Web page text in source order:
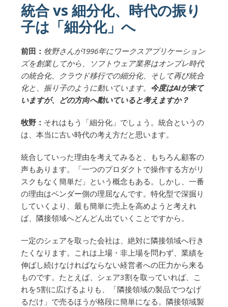
統合 vs 細分化、時代の振り
子は「細分化」へ
前田： 牧野さんが1996年にワークスアプリケーション
ズを創業してから、ソフトウェア業界はオンプレ時代
の統合化、クラウド移行での細分化、そして再び統合
化と、振り子のように動いています。 今度はAIが来て
いますが、どの方向へ動いていると考えますか？
牧野： それはもう「細分化」でしょう。統合というの
は、本当に古い時代の考え方だと思います。
統合していった理由を考えてみると、もちろん顧客の
声もあります。「一つのプロダクトで操作する方がリ
スクもなく簡単だ」という概念もある。しかし、一番
の理由はベンダー側の理屈なんです。特化型で深掘り
していくより、最も簡単に売上を高めようと考えれ
ば、隣接領域へどんどん出ていくことですから。
一定のシェアを取った会社は、絶対に隣接領域へ行き
たくなります。これは上場・非上場を問わず、業績を
伸ばし続けなければならない経営者への圧力から来る
ものです。たとえば、シェア3割を取っていれば、こ
れを5割に広げるよりも、「隣接領域の製品でつなげ
るだけ」で売るほうが格段に簡単になる。隣接領域製